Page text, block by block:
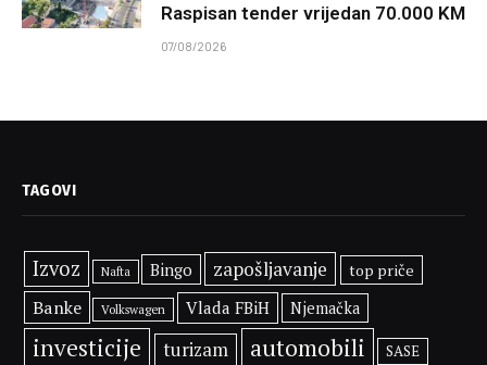
Raspisan tender vrijedan 70.000 KM
07/08/2026
TAGOVI
Izvoz Nafta Bingo zapošljavanje top priče
Banke Volkswagen Vlada FBiH Njemačka
investicije turizam automobili SASE